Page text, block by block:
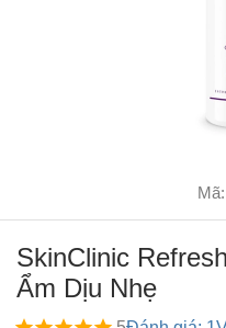
Mã:
SkinClinic
Ẩm Dịu Nhẹ